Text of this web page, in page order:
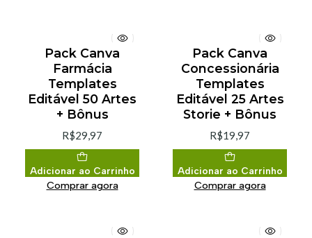
Pack Canva
Farmácia
Templates
Editável 50 Artes
+ Bônus
R$29,97
Adicionar ao Carrinho
Comprar agora
Pack Canva
Concessionária
Templates
Editável 25 Artes
Storie + Bônus
R$19,97
Adicionar ao Carrinho
Comprar agora